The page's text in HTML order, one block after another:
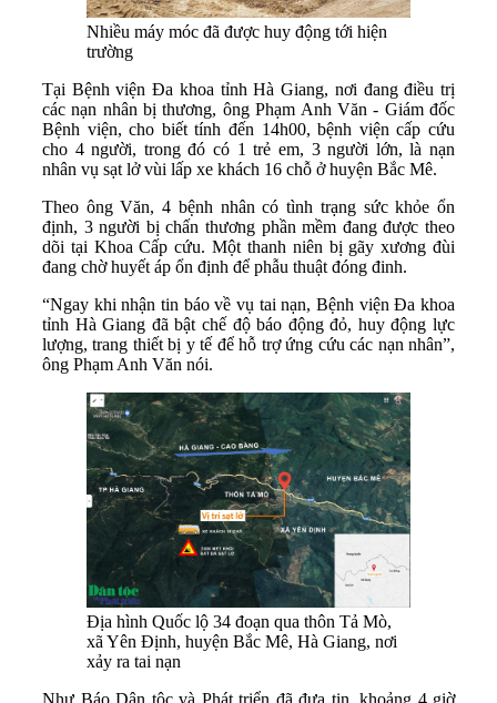
Nhiều máy móc đã được huy động tới hiện
trường
Tại Bệnh viện Đa khoa tỉnh Hà Giang, nơi đang điều trị
các nạn nhân bị thương, ông Phạm Anh Văn - Giám đốc
Bệnh viện, cho biết tính đến 14h00, bệnh viện cấp cứu
cho 4 người, trong đó có 1 trẻ em, 3 người lớn, là nạn
nhân vụ sạt lở vùi lấp xe khách 16 chỗ ở huyện Bắc Mê.
Theo ông Văn, 4 bệnh nhân có tình trạng sức khỏe ổn
định, 3 người bị chấn thương phần mềm đang được theo
dõi tại Khoa Cấp cứu. Một thanh niên bị gãy xương đùi
đang chờ huyết áp ổn định để phẫu thuật đóng đinh.
“Ngay khi nhận tin báo về vụ tai nạn, Bệnh viện Đa khoa
tỉnh Hà Giang đã bật chế độ báo động đỏ, huy động lực
lượng, trang thiết bị y tế để hỗ trợ ứng cứu các nạn nhân”,
ông Phạm Anh Văn nói.
Địa hình Quốc lộ 34 đoạn qua thôn Tả Mò,
xã Yên Định, huyện Bắc Mê, Hà Giang, nơi
xảy ra tai nạn
Như Báo Dân tộc và Phát triển đã đưa tin, khoảng 4 giờ